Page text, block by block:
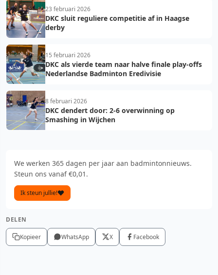
23 februari 2026
DKC sluit reguliere competitie af in Haagse
derby
15 februari 2026
DKC als vierde team naar halve finale play-offs
Nederlandse Badminton Eredivisie
8 februari 2026
DKC dendert door: 2-6 overwinning op
Smashing in Wijchen
We werken 365 dagen per jaar aan badmintonnieuws.
Steun ons vanaf €0,01.
Ik steun jullie!
DELEN
Kopieer WhatsApp X Facebook